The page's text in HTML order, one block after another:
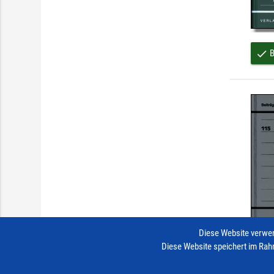
done
done
Diese Website
Diese Website speichert im